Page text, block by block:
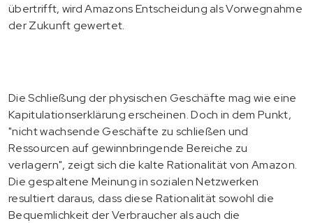
übertrifft, wird Amazons Entscheidung als Vorwegnahme
der Zukunft gewertet.
Die Schließung der physischen Geschäfte mag wie eine
Kapitulationserklärung erscheinen. Doch in dem Punkt,
"nicht wachsende Geschäfte zu schließen und
Ressourcen auf gewinnbringende Bereiche zu
verlagern", zeigt sich die kalte Rationalität von Amazon.
Die gespaltene Meinung in sozialen Netzwerken
resultiert daraus, dass diese Rationalität sowohl die
Bequemlichkeit der Verbraucher als auch die